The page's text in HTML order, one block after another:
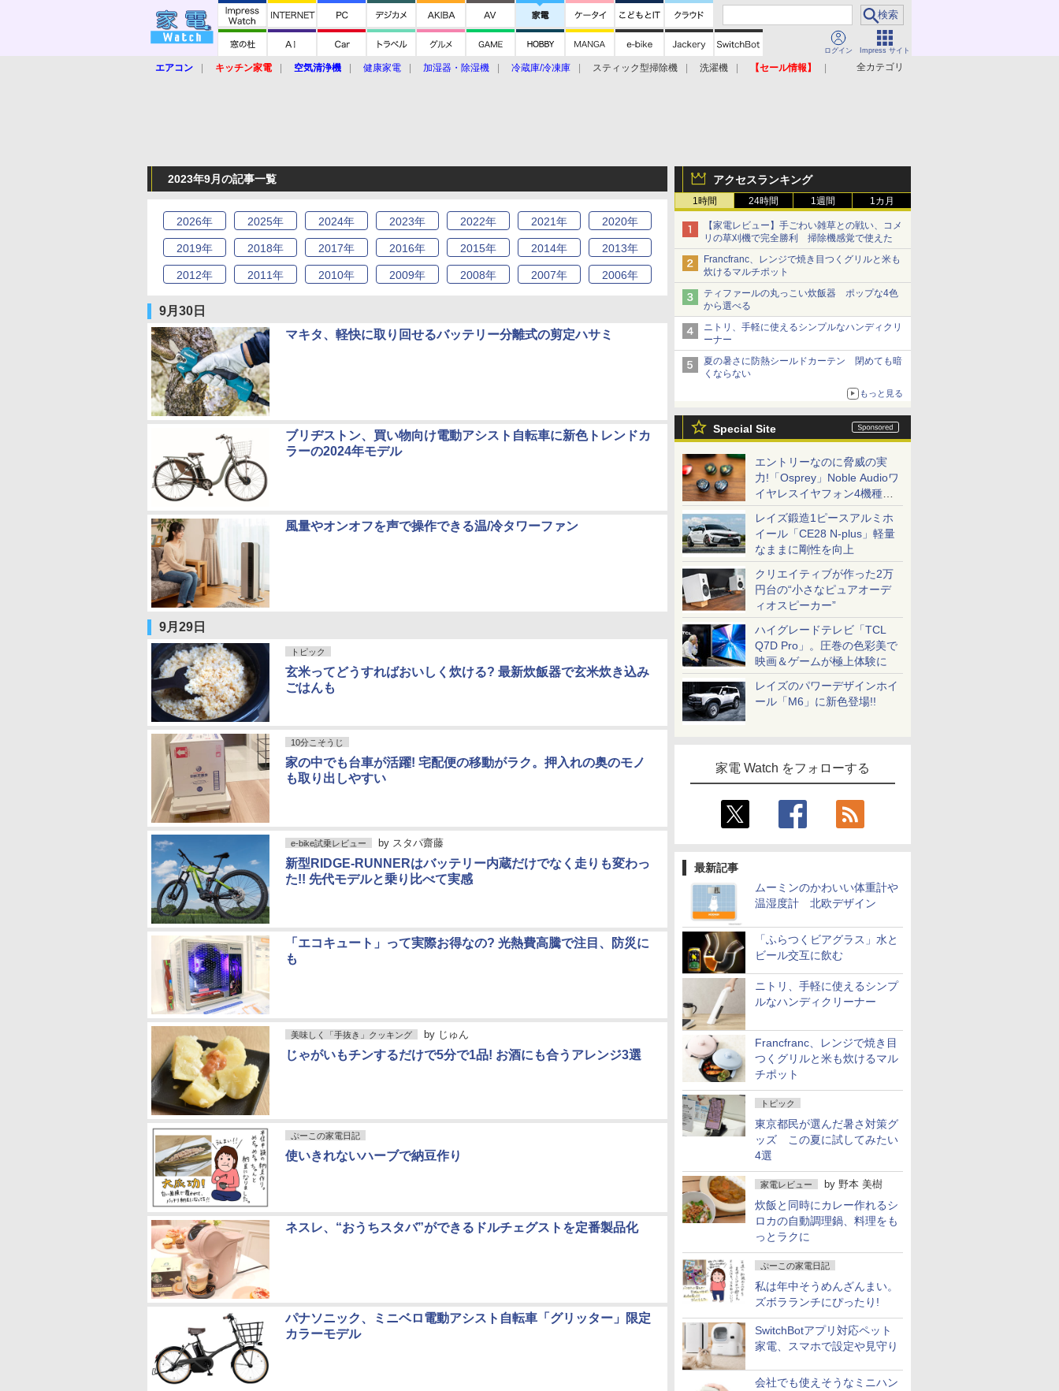
ログイン Impress サイト
全カテゴリ
エアコン キッチン家電 空気清浄機 健康家電 加湿器・除湿機 冷蔵庫/冷凍庫 スティック型掃除機 洗濯機
【セール情報】
アクセスランキング
1時間 24時間 1週間 1カ月
【家電レビュー】手ごわい雑草との戦い、コメ
リの草刈機で完全勝利 掃除機感覚で使えた
Francfranc、レンジで焼き目つくグリルと米も
炊けるマルチポット
ティファールの丸っこい炊飯器 ポップな4色
から選べる
ニトリ、手軽に使えるシンプルなハンディクリ
ーナー
夏の暑さに防熱シールドカーテン 閉めても暗
くならない
もっと見る
Special Site
エントリーなのに脅威の実
力!「Osprey」Noble Audioワ
イヤレスイヤフォン4機種を
一気に聴く
レイズ鍛造1ピースアルミホ
イール「CE28 N-plus」軽量
なままに剛性を向上
クリエイティブが作った2万
円台の“小さなピュアオーデ
ィオスピーカー”
ハイグレードテレビ「TCL
Q7D Pro」。圧巻の色彩美で
映画＆ゲームが極上体験に
レイズのパワーデザインホイ
ール「M6」に新色登場!!
家電 Watch をフォローする
最新記事
ムーミンのかわいい体重計や
温湿度計 北欧デザイン
「ふらつくビアグラス」水と
ビール交互に飲む
ニトリ、手軽に使えるシンプ
ルなハンディクリーナー
Francfranc、レンジで焼き目
つくグリルと米も炊けるマル
チポット
トピック
東京都民が選んだ暑さ対策グ
ッズ この夏に試してみたい
4選
家電レビュー by 野本 美樹
炊飯と同時にカレー作れるシ
ロカの自動調理鍋、料理をも
っとラクに
ぷーこの家電日記
私は年中そうめんざんまい。
ズボラランチにぴったり!
SwitchBotアプリ対応ペット
家電、スマホで設定や見守り
会社でも使えそうなミニハン
2023年9月の記事一覧
2026年 2025年 2024年 2023年 2022年 2021年 2020年
2019年 2018年 2017年 2016年 2015年 2014年 2013年
2012年 2011年 2010年 2009年 2008年 2007年 2006年
9月30日
マキタ、軽快に取り回せるバッテリー分離式の剪定ハサミ
ブリヂストン、買い物向け電動アシスト自転車に新色トレンドカ
ラーの2024年モデル
風量やオンオフを声で操作できる温/冷タワーファン
9月29日
トピック
玄米ってどうすればおいしく炊ける? 最新炊飯器で玄米炊き込み
ごはんも
10分こそうじ
家の中でも台車が活躍! 宅配便の移動がラク。押入れの奥のモノ
も取り出しやすい
e-bike試乗レビュー by スタパ齋藤
新型RIDGE-RUNNERはバッテリー内蔵だけでなく走りも変わっ
た!! 先代モデルと乗り比べて実感
「エコキュート」って実際お得なの? 光熱費高騰で注目、防災に
も
美味しく「手抜き」クッキング by じゅん
じゃがいもチンするだけで5分で1品! お酒にも合うアレンジ3選
ぷーこの家電日記
使いきれないハーブで納豆作り
ネスレ、“おうちスタバ”ができるドルチェグストを定番製品化
パナソニック、ミニベロ電動アシスト自転車「グリッター」限定
カラーモデル